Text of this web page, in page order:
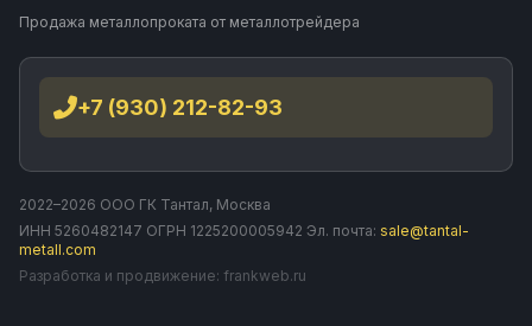
Продажа металлопроката от металлотрейдера
+7 (930) 212-82-93
2022–2026 ООО ГК Тантал, Москва
ИНН 5260482147 ОГРН 1225200005942 Эл. почта: sale@tantal-
metall.com
Разработка и продвижение: frankweb.ru